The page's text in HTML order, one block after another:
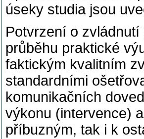
úseky studia jsou
Potvrzení o
průběhu praktické
faktickým kvalitním
standardními
komunikačních
výkonu (intervence)
příbuzným, tak i k